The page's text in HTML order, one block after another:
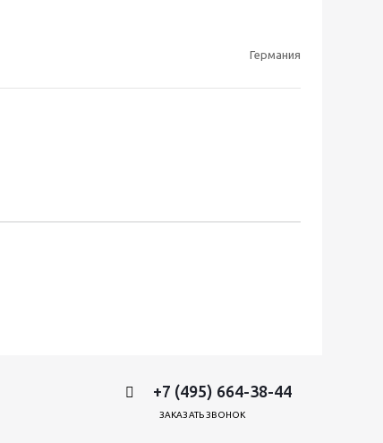
Германия
+7 (495) 664-38-44
ЗАКАЗАТЬ ЗВОНОК